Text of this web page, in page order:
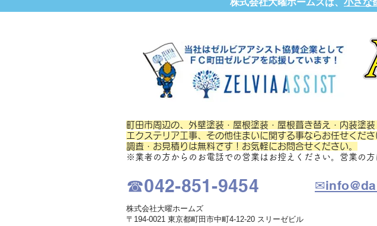
町田市金井 K様邸
町田市野
​株式会社大曜ホームズは、 小さな
町田市周辺の、外壁塗装・屋根塗装・屋根葺き替え・内装塗
エクステリア工事、その他住まいに関する事ならお任せくださ
調査・お見積りは無料です！お気軽にお問合せください。
※業者の方からのお電話での営業はお控えください。営業の方
☎042-851-9454
​株式会社大曜ホームズ
〒194-0021 東京都町田市中町4-12-20 スリーゼビル